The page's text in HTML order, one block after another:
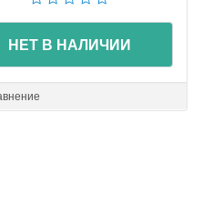
НЕТ В НАЛИЧИИ